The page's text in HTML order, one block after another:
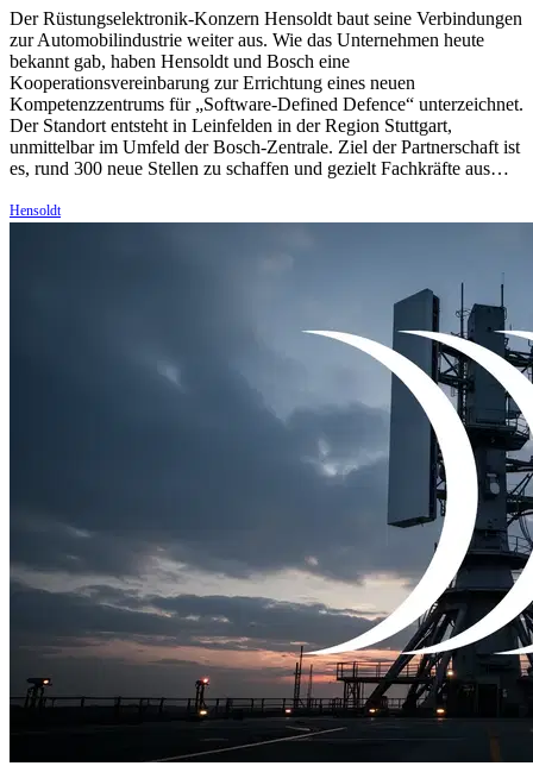
Der Rüstungselektronik-Konzern Hensoldt baut seine Verbindungen
zur Automobilindustrie weiter aus. Wie das Unternehmen heute
bekannt gab, haben Hensoldt und Bosch eine
Kooperationsvereinbarung zur Errichtung eines neuen
Kompetenzzentrums für „Software-Defined Defence“ unterzeichnet.
Der Standort entsteht in Leinfelden in der Region Stuttgart,
unmittelbar im Umfeld der Bosch-Zentrale. Ziel der Partnerschaft ist
es, rund 300 neue Stellen zu schaffen und gezielt Fachkräfte aus…
Hensoldt